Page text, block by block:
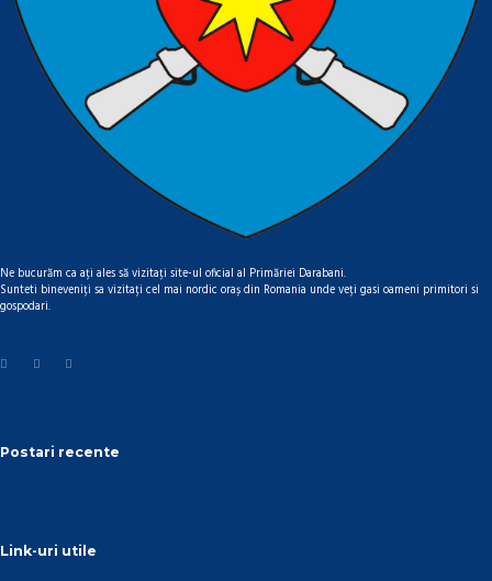
Ne bucurăm ca ați ales să vizitați site-ul oficial al Primăriei Darabani.
Sunteti bineveniți sa vizitați cel mai nordic oraș din Romania unde veți gasi oameni primitori si
gospodari.
Postari recente
Link-uri utile